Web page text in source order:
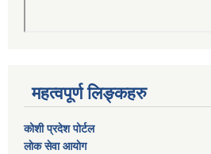
महत्वपूर्ण लिङ्कहरु
कोशी प्रदेश पोर्टल
लाेक सेवा आयाेग